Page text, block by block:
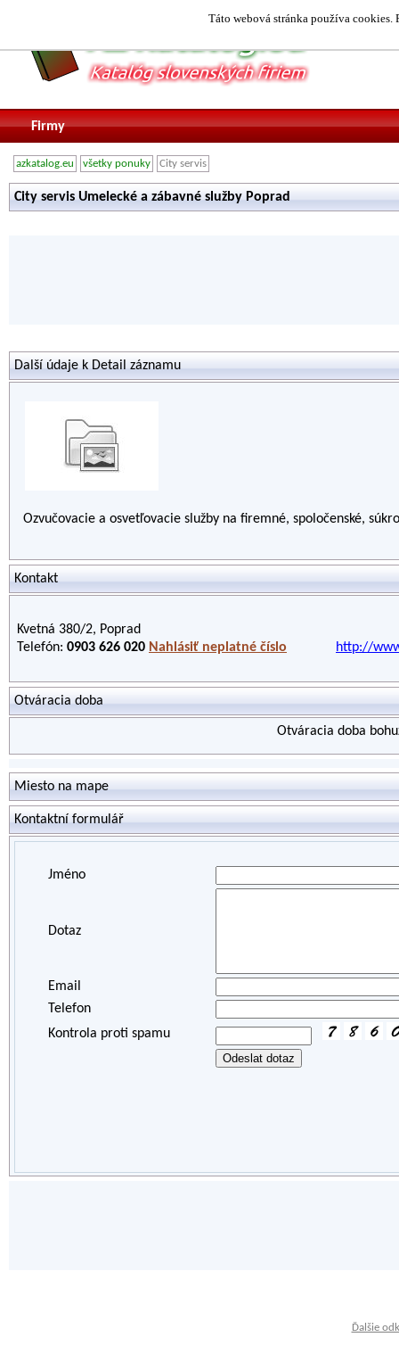
Táto webová stránka používa
Firmy
azkatalog.eu všetky ponuky City servis
City servis Umelecké a zábavné služby Poprad
Další údaje k Detail záznamu
Ozvučovacie a osvetľovacie služby na firemné, spoločenské,
Kontakt
Kvetná 380/2, Poprad
Telefón: 0903 626 020 Nahlásiť neplatné číslo http://
Otváracia doba
Otváracia doba
Miesto na mape
Kontaktní formulář
Jméno
Dotaz
Email
Telefon
Kontrola proti spamu
Ďalšie